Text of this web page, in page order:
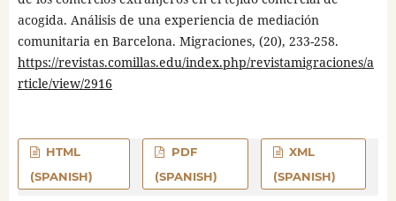
acogida. Análisis de una experiencia de mediación
comunitaria en Barcelona. Migraciones, (20), 233-258.
https://revistas.comillas.edu/index.php/revistamigraciones/a
rticle/view/2916
HTML
(SPANISH)
PDF
(SPANISH)
XML
(SPANISH)